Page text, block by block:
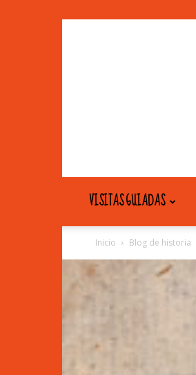
VISITAS GUIADAS
Inicio Blog de historia